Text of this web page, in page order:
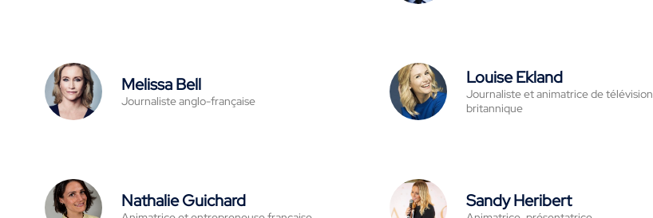
Melissa Bell
Journaliste anglo-française
Louise Ekland
Journaliste et animatrice de télévision
britannique
Nathalie Guichard Sandy Heribert